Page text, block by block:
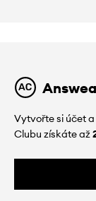
Vytvořte si účet
Clubu získáte až